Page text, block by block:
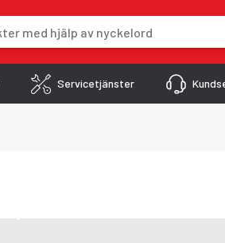
Servicetjänster